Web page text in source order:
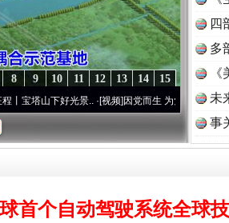
15
14
13
12
11
10
9
8
下好光景..·[视频]因党而生 为党而战——百年“纪”
读
四
多
未
事
首个自动驾驶系统全球